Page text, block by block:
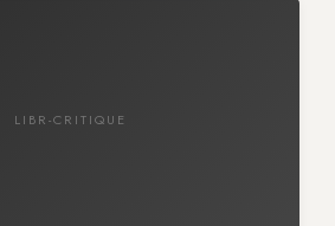
LIBR-CRITIQUE